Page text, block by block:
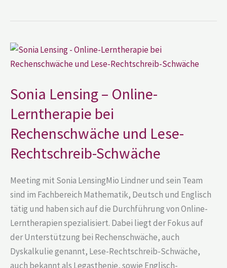
Sonia Lensing – Online-
Lerntherapie bei
Rechenschwäche und Lese-
Rechtschreib-Schwäche
Meeting mit Sonia LensingMio Lindner und sein Team
sind im Fachbereich Mathematik, Deutsch und Englisch
tätig und haben sich auf die Durchführung von Online-
Lerntherapien spezialisiert. Dabei liegt der Fokus auf
der Unterstützung bei Rechenschwäche, auch
Dyskalkulie genannt, Lese-Rechtschreib-Schwäche,
auch bekannt als Legasthenie, sowie Englisch-
Sonia
Lensing
–
bei
Rechenschwäche
Lese-
Schwäche